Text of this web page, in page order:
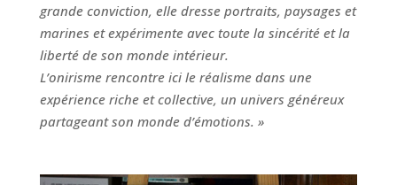
grande conviction, elle dresse portraits, paysages et
marines et expérimente avec toute la sincérité et la
liberté de son monde intérieur.
L’onirisme rencontre ici le réalisme dans une
expérience riche et collective, un univers généreux
partageant son monde d’émotions. »